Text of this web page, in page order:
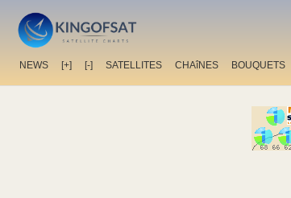
NEWS [+] [-] SATELLITES CHAîNES BOUQUETS